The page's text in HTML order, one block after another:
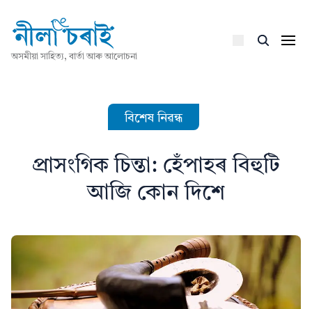
অসমীয়া সাহিত্য, বাৰ্তা আৰু আলোচনা
বিশেষ নিৱন্ধ
প্রাসংগিক চিন্তা: হেঁপাহৰ বিহুটি
আজি কোন দিশে